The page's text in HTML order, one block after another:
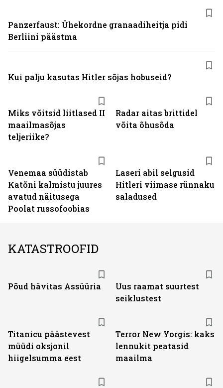
Miks võitsid liitlased II
maailmasõjas
teljeriike?
Radar aitas brittidel
võita õhusõda
Venemaa süüdistab
Katõni kalmistu juures
avatud näitusega
Poolat russofoobias
Laseri abil selgusid
Hitleri viimase rünnaku
saladused
Panzerfaust: Ühekordne granaadiheitja pidi
Berliini päästma
Kui palju kasutas Hitler sõjas hobuseid?
KATASTROOFID
Põud hävitas Assüüria
Uus raamat suurtest
seiklustest
Titanicu päästevest
müüdi oksjonil
hiigelsumma eest
Terror New Yorgis: kaks
lennukit peatasid
maailma